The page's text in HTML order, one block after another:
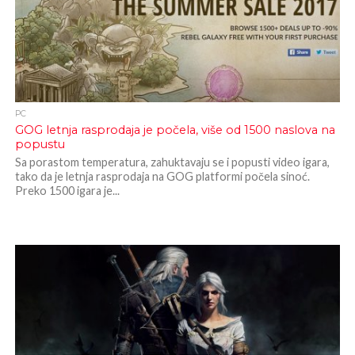
PC
GOG letnja rasprodaja je počela, više od 1500 naslova na
popustu
Sa porastom temperatura, zahuktavaju se i popusti video igara,
tako da je letnja rasprodaja na GOG platformi počela sinoć.
Preko 1500 igara je...